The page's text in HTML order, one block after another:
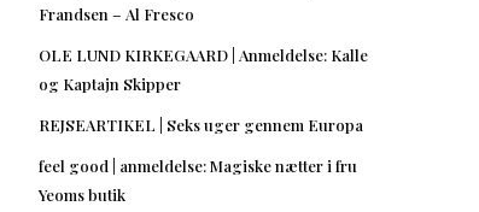
Frandsen – Al Fresco
OLE LUND KIRKEGAARD | Anmeldelse: Kalle
og Kaptajn Skipper
REJSEARTIKEL | Seks uger gennem Europa
feel good | anmeldelse: Magiske nætter i fru
Yeoms butik